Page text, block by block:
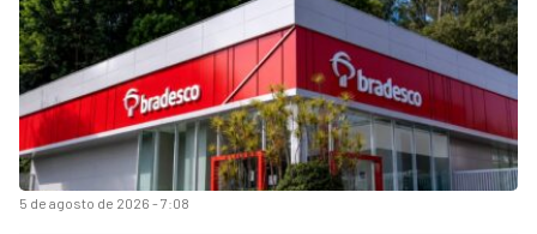
5 de agosto de 2026 - 7:08